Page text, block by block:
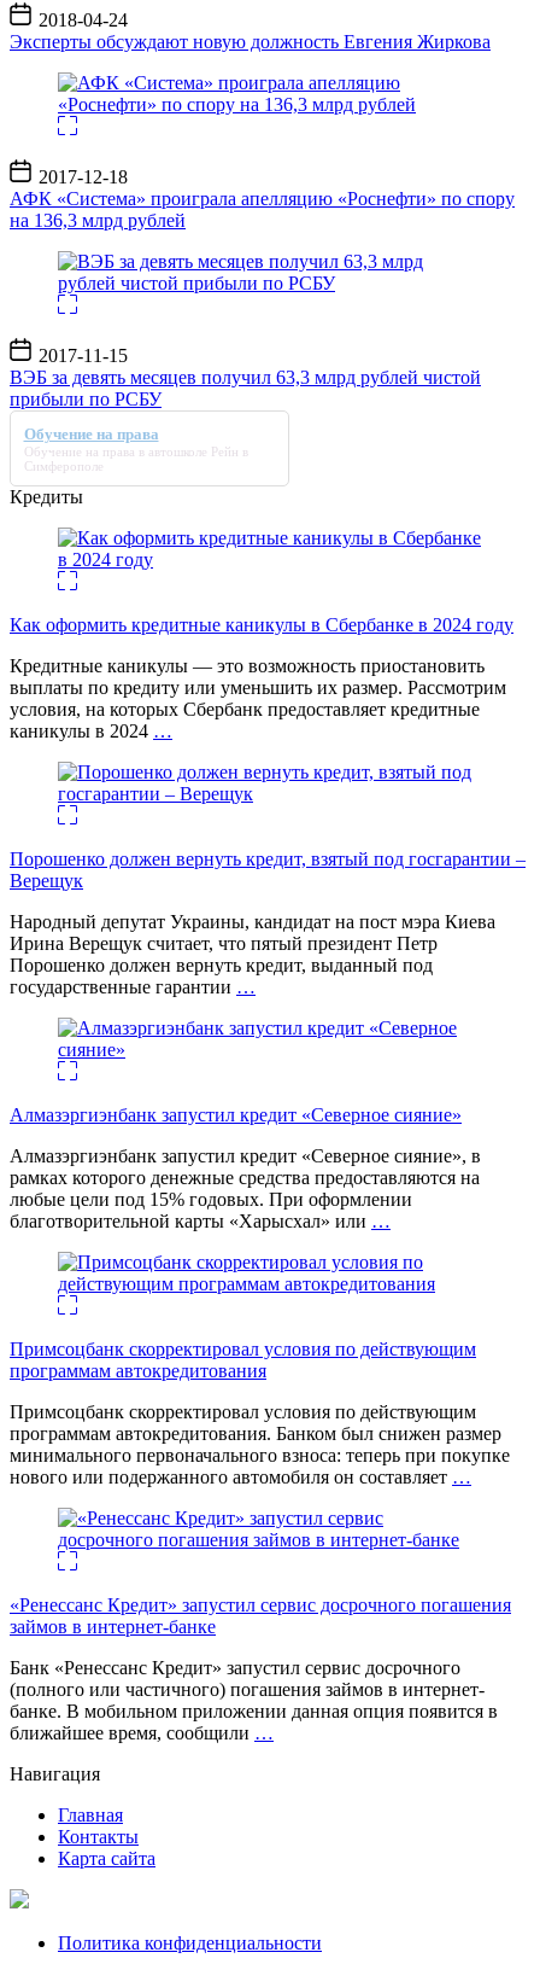
Дата
записи
2018-04-24
Эксперты обсуждают новую должность Евгения Жиркова
Дата
записи
2017-12-18
АФК «Система» проиграла апелляцию «Роснефти» по спору
на 136,3 млрд рублей
Дата
записи
2017-11-15
ВЭБ за девять месяцев получил 63,3 млрд рублей чистой
прибыли по РСБУ
Обучение на права
Обучение на права в автошколе Рейн в
Симферополе
Кредиты
Как оформить кредитные каникулы в Сбербанке в 2024 году
Кредитные каникулы — это возможность приостановить
выплаты по кредиту или уменьшить их размер. Рассмотрим
условия, на которых Сбербанк предоставляет кредитные
каникулы в 2024 …
Порошенко должен вернуть кредит, взятый под госгарантии –
Верещук
Народный депутат Украины, кандидат на пост мэра Киева
Ирина Верещук считает, что пятый президент Петр
Порошенко должен вернуть кредит, выданный под
государственные гарантии …
Алмазэргиэнбанк запустил кредит «Северное сияние»
Алмазэргиэнбанк запустил кредит «Северное сияние», в
рамках которого денежные средства предоставляются на
любые цели под 15% годовых. При оформлении
благотворительной карты «Харысхал» или …
Примсоцбанк скорректировал условия по действующим
программам автокредитования
Примсоцбанк скорректировал условия по действующим
программам автокредитования. Банком был снижен размер
минимального первоначального взноса: теперь при покупке
нового или подержанного автомобиля он составляет …
«Ренессанс Кредит» запустил сервис досрочного погашения
займов в интернет-банке
Банк «Ренессанс Кредит» запустил сервис досрочного
(полного или частичного) погашения займов в интернет-
банке. В мобильном приложении данная опция появится в
ближайшее время, сообщили …
Навигация
Главная
Контакты
Карта сайта
Политика конфиденциальности